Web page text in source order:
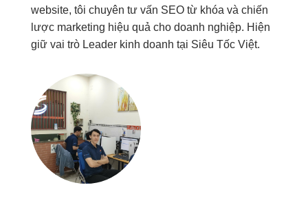
website, tôi chuyên tư vấn SEO từ khóa và chiến
lược marketing hiệu quả cho doanh nghiệp. Hiện
giữ vai trò Leader kinh doanh tại Siêu Tốc Việt.